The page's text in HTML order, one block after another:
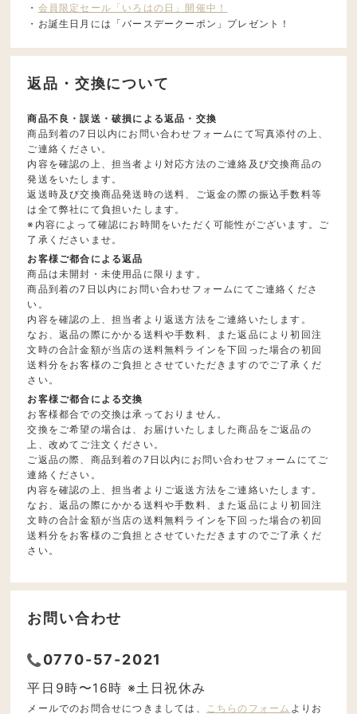
・ 会員限定セール「いろはの日」開催中！
・お誕生日月には「バースデークーポン」プレゼント！
返品・交換について
商品不良・誤送・破損による返品・交換
商品到着の7日以内にお問い合わせフォームにて写真添付の上、
ご連絡ください。
内容を確認の上、担当者より対応方法のご連絡及び交換商品の
発送をいたします。
返送時及び交換商品発送時の送料、ご返金の際の振込手数料等
は全て弊社にて負担いたします。
※内容によって確認にお時間をいただく可能性がございます。ご
了承くださいませ。
お客様ご都合による返品
商品は未開封・未使用品に限ります。
商品到着の7日以内にお問い合わせフォームにてご連絡くださ
い。
内容を確認の上、担当者より返送方法をご連絡いたします。
なお、返品の際にかかる送料や手数料、また返品により初回注
文時の合計金額が当店の送料無料ラインを下回った場合の初回
送料分をお客様のご負担とさせていただきますのでご了承くだ
さい。
お客様ご都合による交換
お客様都合での交換は承っておりません。
交換をご希望の場合は、お届けいたしました商品をご返品の
上、改めてご注文ください。
ご返品の際、商品到着の7日以内にお問い合わせフォームにてご
連絡ください。
内容を確認の上、担当者よりご返送方法をご連絡いたします。
なお、返品の際にかかる送料や手数料、また返品により初回注
文時の合計金額が当店の送料無料ラインを下回った場合の初回
送料分をお客様のご負担とさせていただきますのでご了承くだ
さい。
お問い合わせ
0770-57-2021
平日9時〜16時 ※土日祝休み
メールでのお問合せにつきましては、 こちらのフォーム よりお